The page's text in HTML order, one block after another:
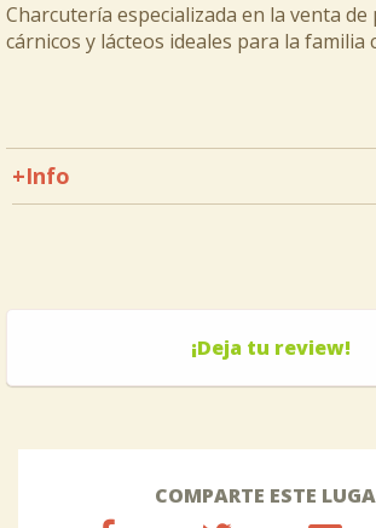
Charcutería especializada en la venta
cárnicos y lácteos ideales para la familia
+Info
¡Deja tu review!
COMPARTE ESTE